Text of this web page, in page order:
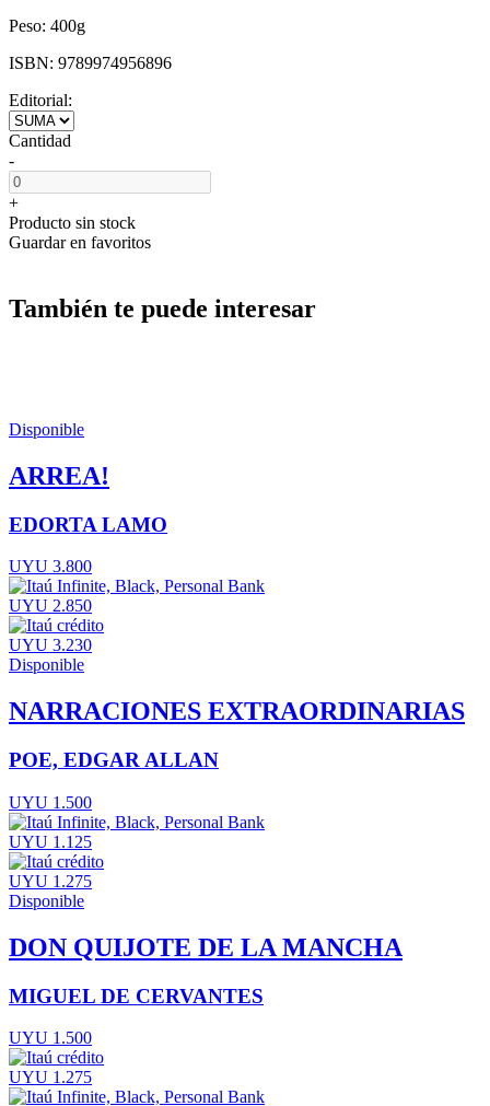
Peso: 400g
ISBN: 9789974956896
Editorial:
Cantidad
-
+
Producto sin stock
Guardar en favoritos
También te puede interesar
Disponible
ARREA!
EDORTA LAMO
UYU 3.800
UYU 2.850
UYU 3.230
Disponible
NARRACIONES EXTRAORDINARIAS
POE, EDGAR ALLAN
UYU 1.500
UYU 1.125
UYU 1.275
Disponible
DON QUIJOTE DE LA MANCHA
MIGUEL DE CERVANTES
UYU 1.500
UYU 1.275